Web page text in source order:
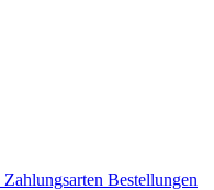
Zahlungsarten Bestellungen